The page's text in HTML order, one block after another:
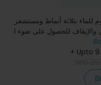
بثلاثة أنماط ومستشعر
والإيقاف للحصول على ضوء ا
+ Upto